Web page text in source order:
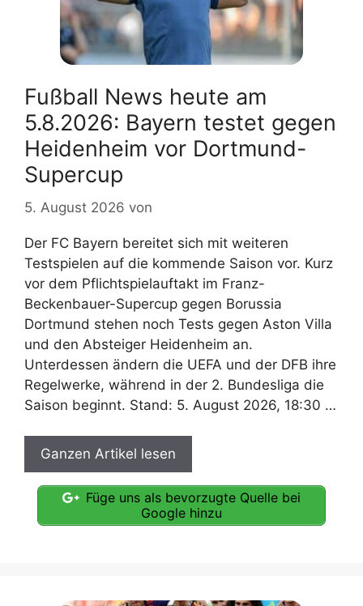
Fußball News heute am
5.8.2026: Bayern testet gegen
Heidenheim vor Dortmund-
Supercup
5. August 2026 von
Der FC Bayern bereitet sich mit weiteren
Testspielen auf die kommende Saison vor. Kurz
vor dem Pflichtspielauftakt im Franz-
Beckenbauer-Supercup gegen Borussia
Dortmund stehen noch Tests gegen Aston Villa
und den Absteiger Heidenheim an.
Unterdessen ändern die UEFA und der DFB ihre
Regelwerke, während in der 2. Bundesliga die
Saison beginnt. Stand: 5. August 2026, 18:30 …
Ganzen Artikel lesen
Füge uns als bevorzugte Quelle bei
Google hinzu